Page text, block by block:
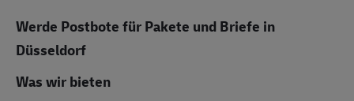
Werde Postbote für Pakete und Briefe in
Düsseldorf
Was wir bieten